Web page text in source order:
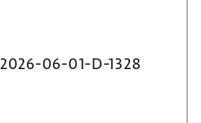
2026-​06-01-D-1328